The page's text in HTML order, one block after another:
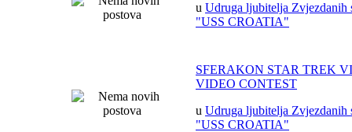
u Udruga ljubitelja Zvjezdanih
"USS CROATIA"
SFERAKON STAR TREK
VIDEO CONTEST
u Udruga ljubitelja Zvjezdanih
"USS CROATIA"